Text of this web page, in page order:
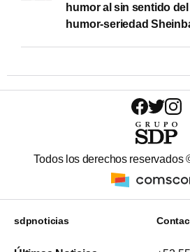
humor al sin sentido
humor-seriedad
Todos los derechos reservados
sdpnoticias